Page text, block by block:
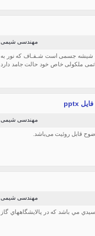
مهندسی شیمی
قسمتی از متن: شیشه جسمی است شـفـاف که نور به
ملکولی خاص خود حالت جامد دارد
مهندسی شیمی
قابل روئیت می‌باشد.
مهندسی شیمی
مي باشد كه در پالايشگاههاي گاز